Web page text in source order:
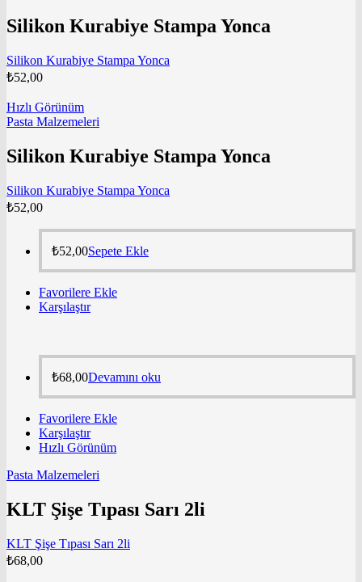
Silikon Kurabiye Stampa Yonca
Silikon Kurabiye Stampa Yonca
₺52,00
Hızlı Görünüm
Pasta Malzemeleri
Silikon Kurabiye Stampa Yonca
Silikon Kurabiye Stampa Yonca
₺52,00
₺52,00Sepete Ekle
Favorilere Ekle
Karşılaştır
₺68,00Devamını oku
Favorilere Ekle
Karşılaştır
Hızlı Görünüm
Pasta Malzemeleri
KLT Şişe Tıpası Sarı 2li
KLT Şişe Tıpası Sarı 2li
₺68,00